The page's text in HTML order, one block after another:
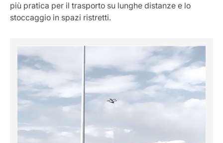
più pratica per il trasporto su lunghe distanze e lo
stoccaggio in spazi ristretti.